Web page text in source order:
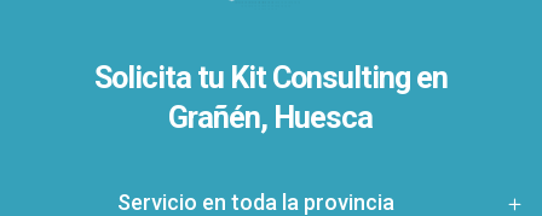
Solicita tu Kit Consulting en
Grañén, Huesca
Servicio en toda la provincia